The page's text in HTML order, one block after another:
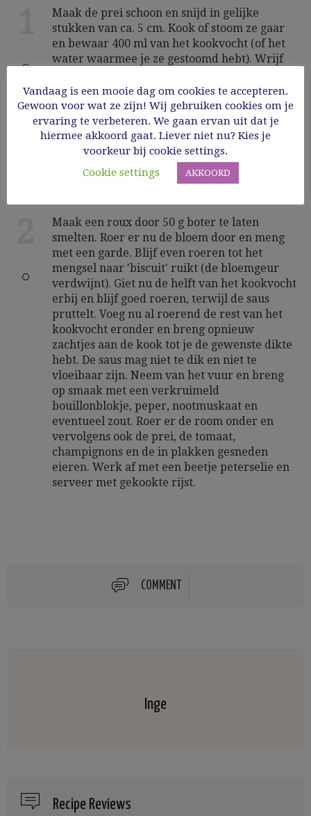
Maak de prei schoon en snijd in gelijke
stukken van ca. 5 cm. Kook of stoom ze gaar
en bewaar 400 ml van het kookvocht (of het
water waarmee je ze gestoomd hebt). Wrijf
of in 4. Bak ze in een eetlepel boter of
margarine. Breng op smaak met peper, zout
en citroensap. Snij de ontpitte en eventueel
gepelde tomaat in blokjes.
Maak een roux door 50 g boter te laten
smelten. Roer er nu de bloem door en meng
met een garde. Blijf even roeren tot het
mengsel naar 'biscuit' ruikt (de bloemgeur
verdwijnt). Giet nu de helft van het kookvocht
erbij en blijf goed roeren, terwijl de saus
pruttelt. Voeg nu al roerend de rest van het
kookvocht eronder en breng opnieuw
zachtjes aan de kook tot je de gewenste dikte
hebt. De saus mag niet te dik en niet te
vloeibaar zijn. Neem van het vuur en breng
op smaak met een verkruimeld
bouillonblokje, peper, nootmuskaat en
eventueel zout. Roer er de room onder en
vervolgens ook de prei, de tomaat,
champignons en de in plakken gesneden
eieren. Werk af met een beetje peterselie en
serveer met gekookte rijst.
COMMENT
Inge
Recipe Reviews
Vandaag is een mooie dag om cookies te accepteren.
Gewoon voor wat ze zijn! Wij gebruiken cookies om je
ervaring te verbeteren. We gaan ervan uit dat je
hiermee akkoord gaat. Liever niet nu? Kies je
voorkeur bij cookie settings.
Cookie settings
AKKOORD